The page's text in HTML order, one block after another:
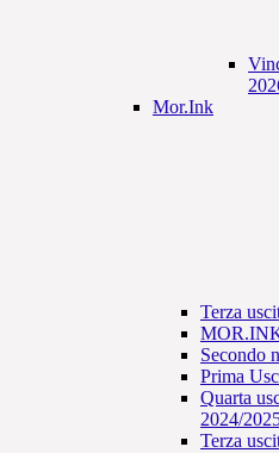
Mor.Ink
Terza
Secondo
Prima
Quarta
2024/
Terza